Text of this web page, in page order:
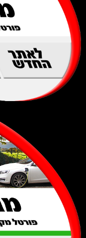
לאתר
החדש